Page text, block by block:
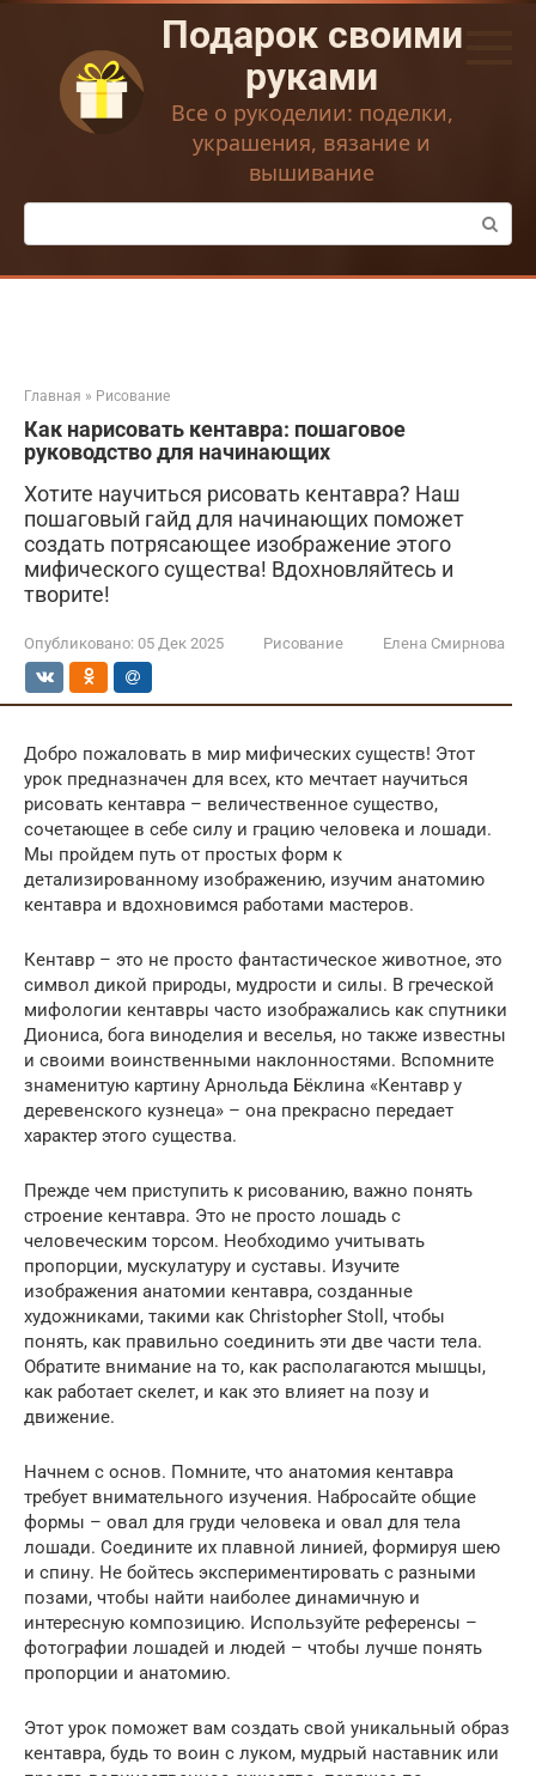
Перейти
контенту
Подарок своими
руками
Все о рукоделии: поделки,
украшения, вязание и
вышивание
Поиск:
Главная » Рисование
Как нарисовать кентавра: пошаговое
руководство для начинающих
Хотите научиться рисовать кентавра? Наш
пошаговый гайд для начинающих поможет
создать потрясающее изображение этого
мифического существа! Вдохновляйтесь и
творите!
Опубликовано: 05 Дек 2025 Рисование Елена Смирнова
Добро пожаловать в мир мифических существ! Этот
урок предназначен для всех, кто мечтает научиться
рисовать кентавра – величественное существо,
сочетающее в себе силу и грацию человека и лошади.
Мы пройдем путь от простых форм к
детализированному изображению, изучим анатомию
кентавра и вдохновимся работами мастеров.
Кентавр – это не просто фантастическое животное, это
символ дикой природы, мудрости и силы. В греческой
мифологии кентавры часто изображались как спутники
Диониса, бога виноделия и веселья, но также известны
и своими воинственными наклонностями. Вспомните
знаменитую картину Арнольда Бёклина «Кентавр у
деревенского кузнеца» – она прекрасно передает
характер этого существа.
Прежде чем приступить к рисованию, важно понять
строение кентавра. Это не просто лошадь с
человеческим торсом. Необходимо учитывать
пропорции, мускулатуру и суставы. Изучите
изображения анатомии кентавра, созданные
художниками, такими как Christopher Stoll, чтобы
понять, как правильно соединить эти две части тела.
Обратите внимание на то, как располагаются мышцы,
как работает скелет, и как это влияет на позу и
движение.
Начнем с основ. Помните, что анатомия кентавра
требует внимательного изучения. Набросайте общие
формы – овал для груди человека и овал для тела
лошади. Соедините их плавной линией, формируя шею
и спину. Не бойтесь экспериментировать с разными
позами, чтобы найти наиболее динамичную и
интересную композицию. Используйте референсы –
фотографии лошадей и людей – чтобы лучше понять
пропорции и анатомию.
Этот урок поможет вам создать свой уникальный образ
кентавра, будь то воин с луком, мудрый наставник или